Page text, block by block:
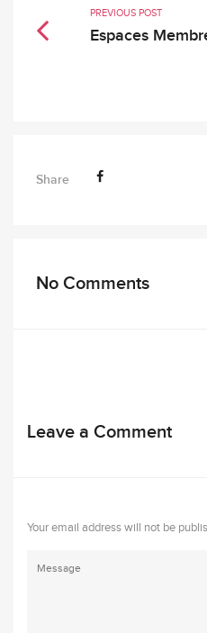
PREVIOUS POST
Espaces
Share
No Comments
Leave a Comment
Your email address will not be